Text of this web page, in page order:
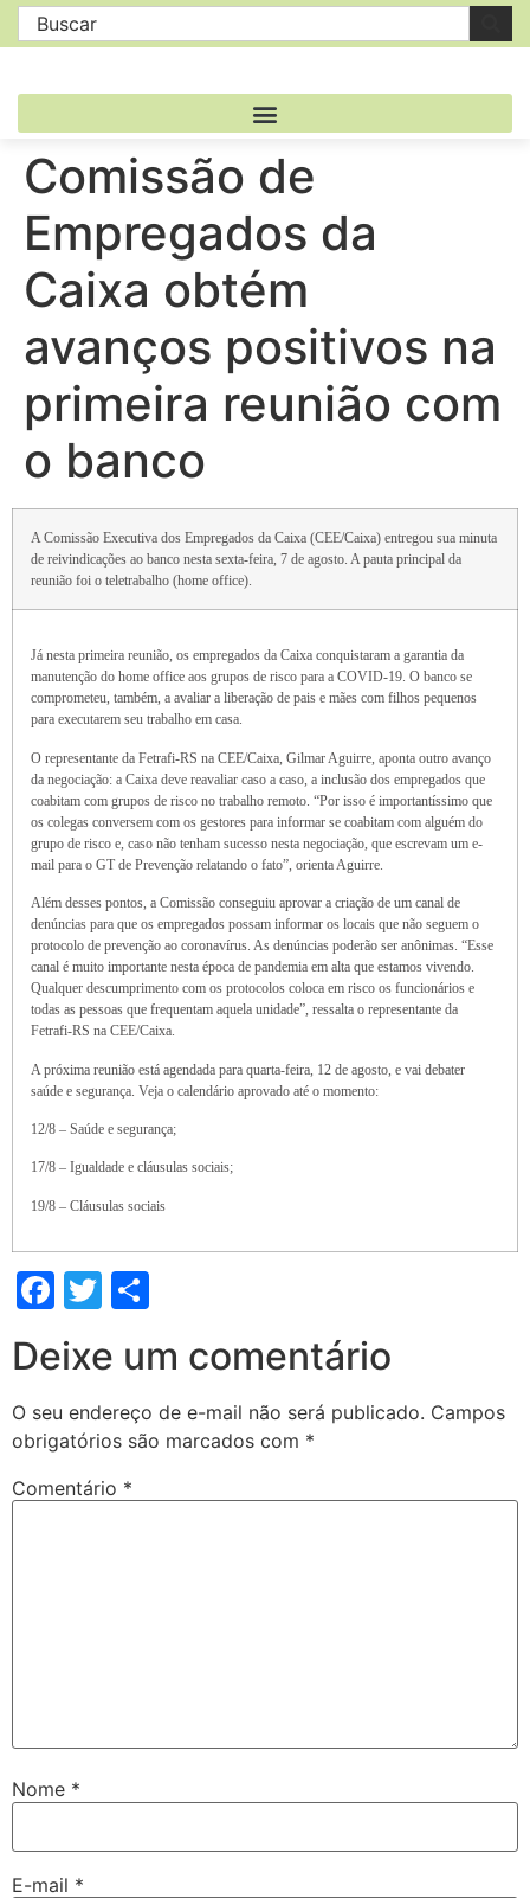
Comissão de
Empregados da
Caixa obtém
avanços positivos na
primeira reunião com
o banco
A Comissão Executiva dos Empregados da Caixa (CEE/Caixa) entregou sua minuta
de reivindicações ao banco nesta sexta-feira, 7 de agosto. A pauta principal da
reunião foi o teletrabalho (home office).
Já nesta primeira reunião, os empregados da Caixa conquistaram a garantia da
manutenção do home office aos grupos de risco para a COVID-19. O banco se
comprometeu, também, a avaliar a liberação de pais e mães com filhos pequenos
para executarem seu trabalho em casa.
O representante da Fetrafi-RS na CEE/Caixa, Gilmar Aguirre, aponta outro avanço
da negociação: a Caixa deve reavaliar caso a caso, a inclusão dos empregados que
coabitam com grupos de risco no trabalho remoto. “Por isso é importantíssimo que
os colegas conversem com os gestores para informar se coabitam com alguém do
grupo de risco e, caso não tenham sucesso nesta negociação, que escrevam um e-
mail para o GT de Prevenção relatando o fato”, orienta Aguirre.
Além desses pontos, a Comissão conseguiu aprovar a criação de um canal de
denúncias para que os empregados possam informar os locais que não seguem o
protocolo de prevenção ao coronavírus. As denúncias poderão ser anônimas. “Esse
canal é muito importante nesta época de pandemia em alta que estamos vivendo.
Qualquer descumprimento com os protocolos coloca em risco os funcionários e
todas as pessoas que frequentam aquela unidade”, ressalta o representante da
Fetrafi-RS na CEE/Caixa.
A próxima reunião está agendada para quarta-feira, 12 de agosto, e vai debater
saúde e segurança. Veja o calendário aprovado até o momento:
12/8 – Saúde e segurança;
17/8 – Igualdade e cláusulas sociais;
19/8 – Cláusulas sociais
Facebook
Twitter
Deixe um comentário
O seu endereço de e-mail não será publicado. Campos
obrigatórios são marcados com *
Comentário *
Nome *
E-mail *